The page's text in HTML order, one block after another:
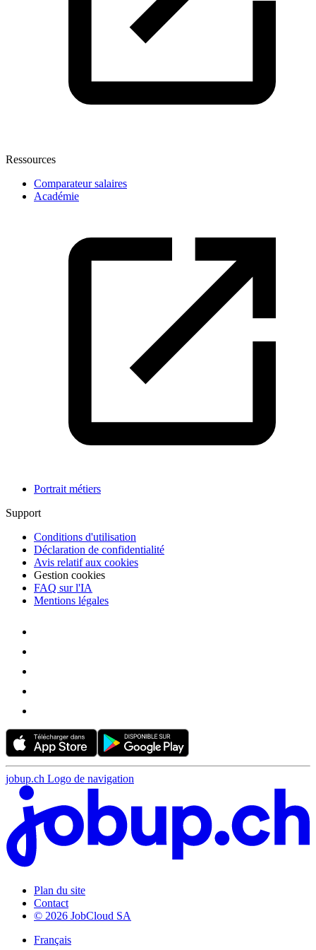
Ressources
Comparateur salaires
Académie
Portrait métiers
Support
Conditions d'utilisation
Déclaration de confidentialité
Avis relatif aux cookies
Gestion cookies
FAQ sur l'IA
Mentions légales
jobup.ch Logo de navigation
Plan du site
Contact
© 2026 JobCloud SA
Français